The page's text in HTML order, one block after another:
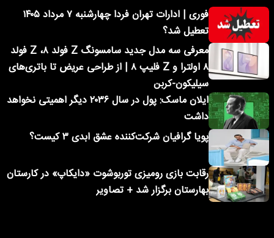
فوری | ادارات تهران فردا چهارشنبه ۷ مرداد ۱۴۰۵
تعطیل شد؟
معرفی سه مدل جدید سامسونگ Z فولد ۸، Z فولد
۸ اولترا و Z فلیپ ۸ | از طراحی عریض تا باتری‌های
سیلیکون-کربن
ایلان ماسک: پول در سال ۲۰۳۶ دیگر اهمیتی نخواهد
داشت
پویا گرافیان شرکت‌کننده عشق ابدی ۳ کیست؟
رقابت بازی رومیزی توربوشوت «دایکاپ» در کارستان
بهارستان برگزار شد + تصاویر